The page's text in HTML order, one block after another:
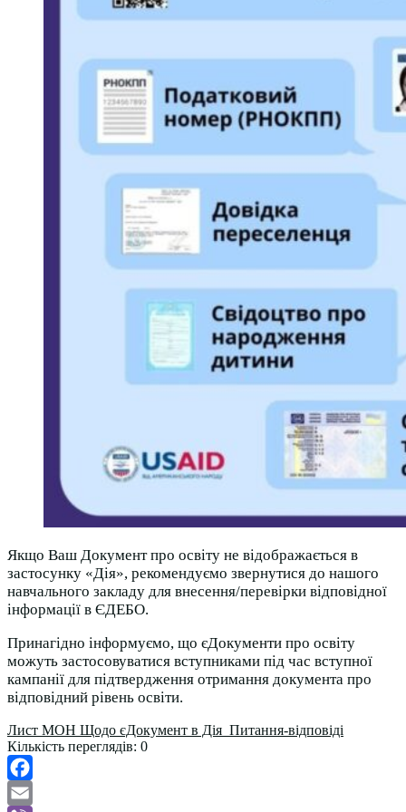
Якщо Ваш Документ про освіту не відображається в
застосунку «Дія», рекомендуємо звернутися до нашого
навчального закладу для внесення/перевірки відповідної
інформації в ЄДЕБО.
Принагідно інформуємо, що єДокументи про освіту
можуть застосовуватися вступниками під час вступної
кампанії для підтвердження отримання документа про
відповідний рівень освіти.
Лист МОН Щодо єДокумент в Дія_Питання-відповіді
Кількість переглядів: 0
Facebook